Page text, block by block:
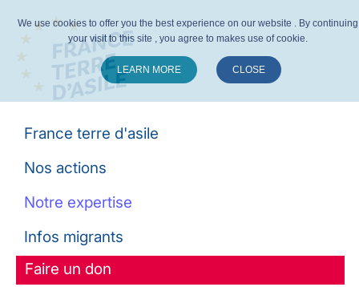
France terre d'asile
Nos actions
Notre expertise
Infos migrants
Faire un don
We use cookies to offer you the best experience on our website . By continuing
your visit to this site , you agree to makes use of cookie.
LEARN MORE CLOSE